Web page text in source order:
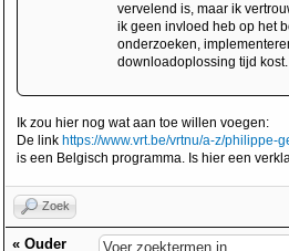
vervelend is, maar ik
ik geen invloed heb op het
onderzoeken,
downloadoplossing tijd kost.
Ik zou hier nog wat aan toe willen voegen:
De link https://www.vrt.be/vrtnu/a-z/philippe-
is een Belgisch programma. Is hier een
Zoek
« Ouder